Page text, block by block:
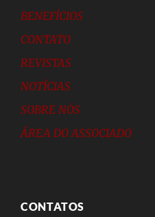
BENEFÍCIOS
CONTATO
REVISTAS
NOTÍCIAS
SOBRE NÓS
ÁREA DO ASSOCIADO
CONTATOS